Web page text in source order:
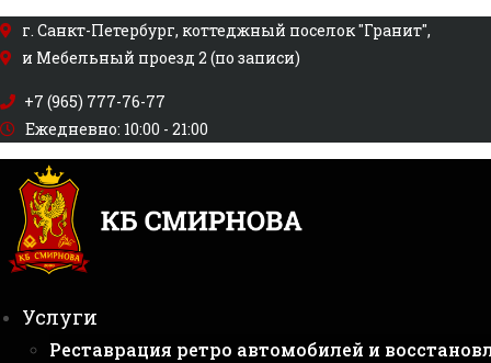
Перейти
к
г. Санкт-Петербург, коттеджный поселок "Гранит",
и Мебельный проезд 2 (по записи)
+7 (965) 777-76-77
Ежедневно: 10:00 - 21:00
Услуги
Реставрация ретро автомобилей и